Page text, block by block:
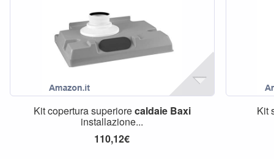
Kit copertura superiorecaldaie Baxi
installazione...
110,12€
Kit